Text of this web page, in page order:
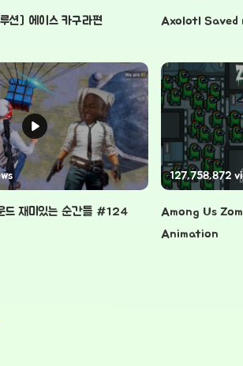
션] 에이스 카구라편 Axolotl
드 재미있는 순간들 #124
127,758,872
Among Us
Animation